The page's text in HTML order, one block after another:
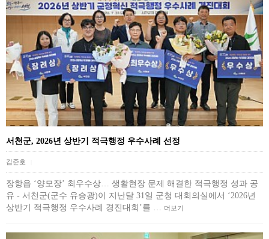
서천군, 2026년 상반기 적극행정 우수사례 선정
김준호
장항읍 ‘양모장’ 최우수상… 생활현장 문제 해결한 적극행정 성과 공
유 - 서천군(군수 유승광)이 지난달 31일 군청 대회의실에서 ‘2026년
상반기 적극행정 우수사례 경진대회’를 … 더보기